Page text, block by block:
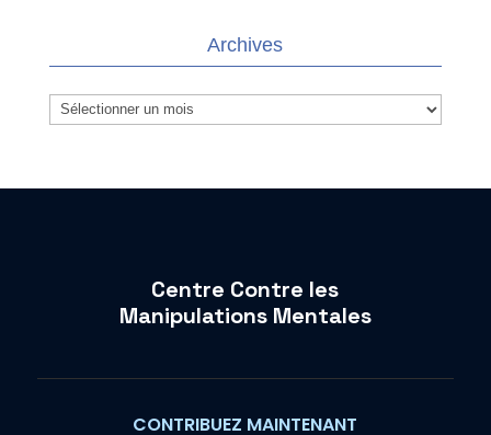
Archives
Archives
Centre Contre les
Manipulations Mentales
CONTRIBUEZ MAINTENANT